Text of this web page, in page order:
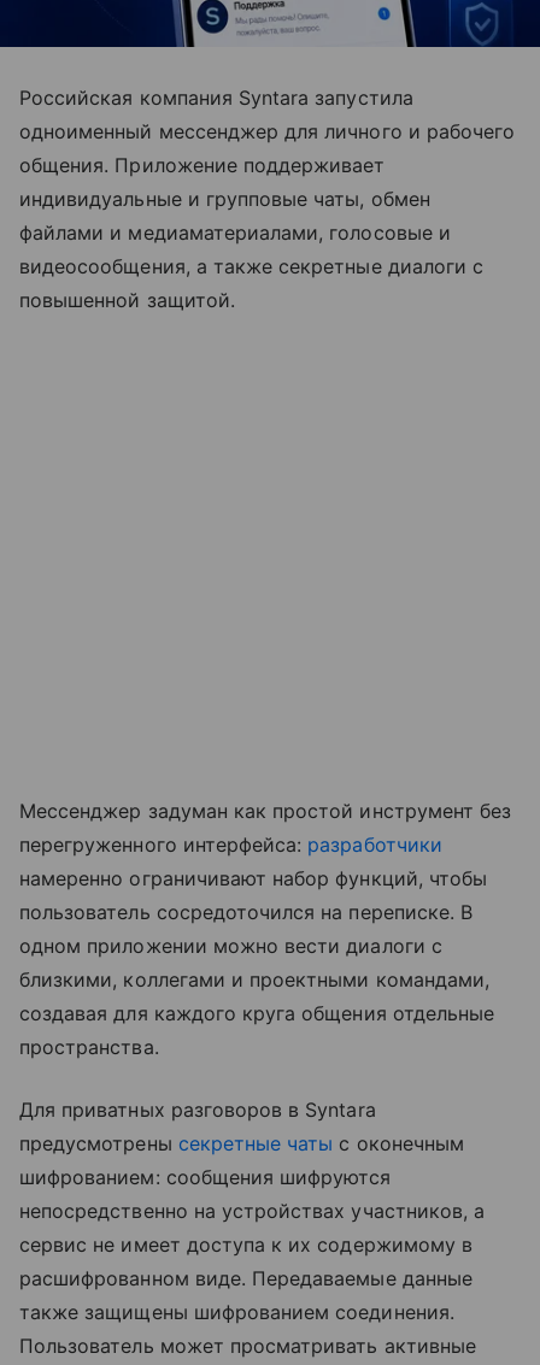
Российская компания Syntara запустила
одноименный мессенджер для личного и рабочего
общения. Приложение поддерживает
индивидуальные и групповые чаты, обмен
файлами и медиаматериалами, голосовые и
видеосообщения, а также секретные диалоги с
повышенной защитой.
Мессенджер задуман как простой инструмент без
перегруженного интерфейса: разработчики
намеренно ограничивают набор функций, чтобы
пользователь сосредоточился на переписке. В
одном приложении можно вести диалоги с
близкими, коллегами и проектными командами,
создавая для каждого круга общения отдельные
пространства.
Для приватных разговоров в Syntara
предусмотрены секретные чаты с оконечным
шифрованием: сообщения шифруются
непосредственно на устройствах участников, а
сервис не имеет доступа к их содержимому в
расшифрованном виде. Передаваемые данные
также защищены шифрованием соединения.
Пользователь может просматривать активные